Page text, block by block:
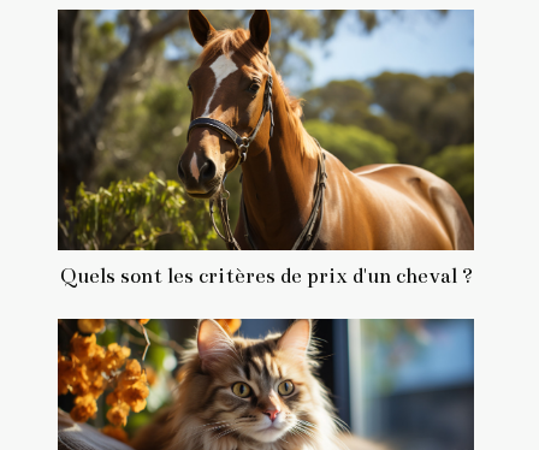
Quels sont les critères de prix d'un cheval ?